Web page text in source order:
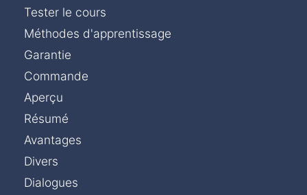
Tester le cours
Méthodes d'apprentissage
Garantie
Commande
Aperçu
Résumé
Avantages
Divers
Dialogues